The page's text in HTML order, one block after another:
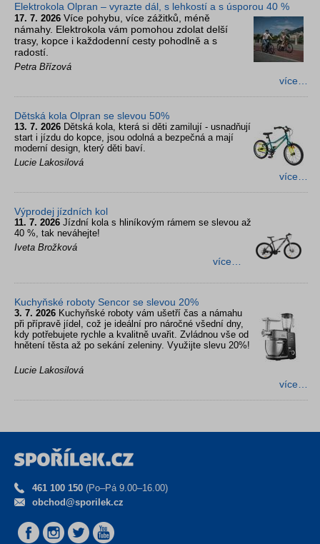
Elektrokola Olpran – vyrazte dál, s lehkostí a s úsporou 40 %
17. 7. 2026 Více pohybu, více zážitků, méně
námahy. Elektrokola vám pomohou zdolat delší
trasy, kopce i každodenní cesty pohodlně a s
radostí.
Petra Břízová
více…
Dětská kola Olpran se slevou 50%
13. 7. 2026 Dětská kola, která si děti zamilují - usnadňují
start i jízdu do kopce, jsou odolná a bezpečná a mají
moderní design, který děti baví.
Lucie Lakosilová
více…
Výprodej jízdních kol
11. 7. 2026 Jízdní kola s hliníkovým rámem se slevou až
40 %, tak neváhejte!
Iveta Brožková
více…
Kuchyňské roboty Sencor se slevou 20%
3. 7. 2026 Kuchyňské roboty vám ušetří čas a námahu
při přípravě jídel, což je ideální pro náročné všední dny,
kdy potřebujete rychle a kvalitně uvařit. Zvládnou vše od
hnětení těsta až po sekání zeleniny. Využijte slevu 20%!
Lucie Lakosilová
více…
461 100 150 (Po–Pá 9.00–16.00)
obchod@sporilek.cz